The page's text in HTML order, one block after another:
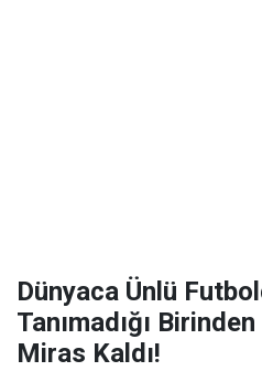
Dünyaca Ünlü
Tanımadığı
Miras Kaldı!